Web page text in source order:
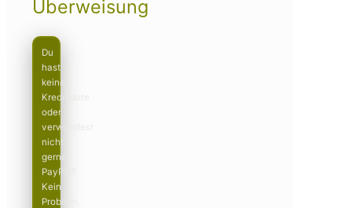
Überweisung
Du
hast
keine
Kreditkarte
oder
verwendest
nicht
gerne
PayPal?
Kein
Problem,